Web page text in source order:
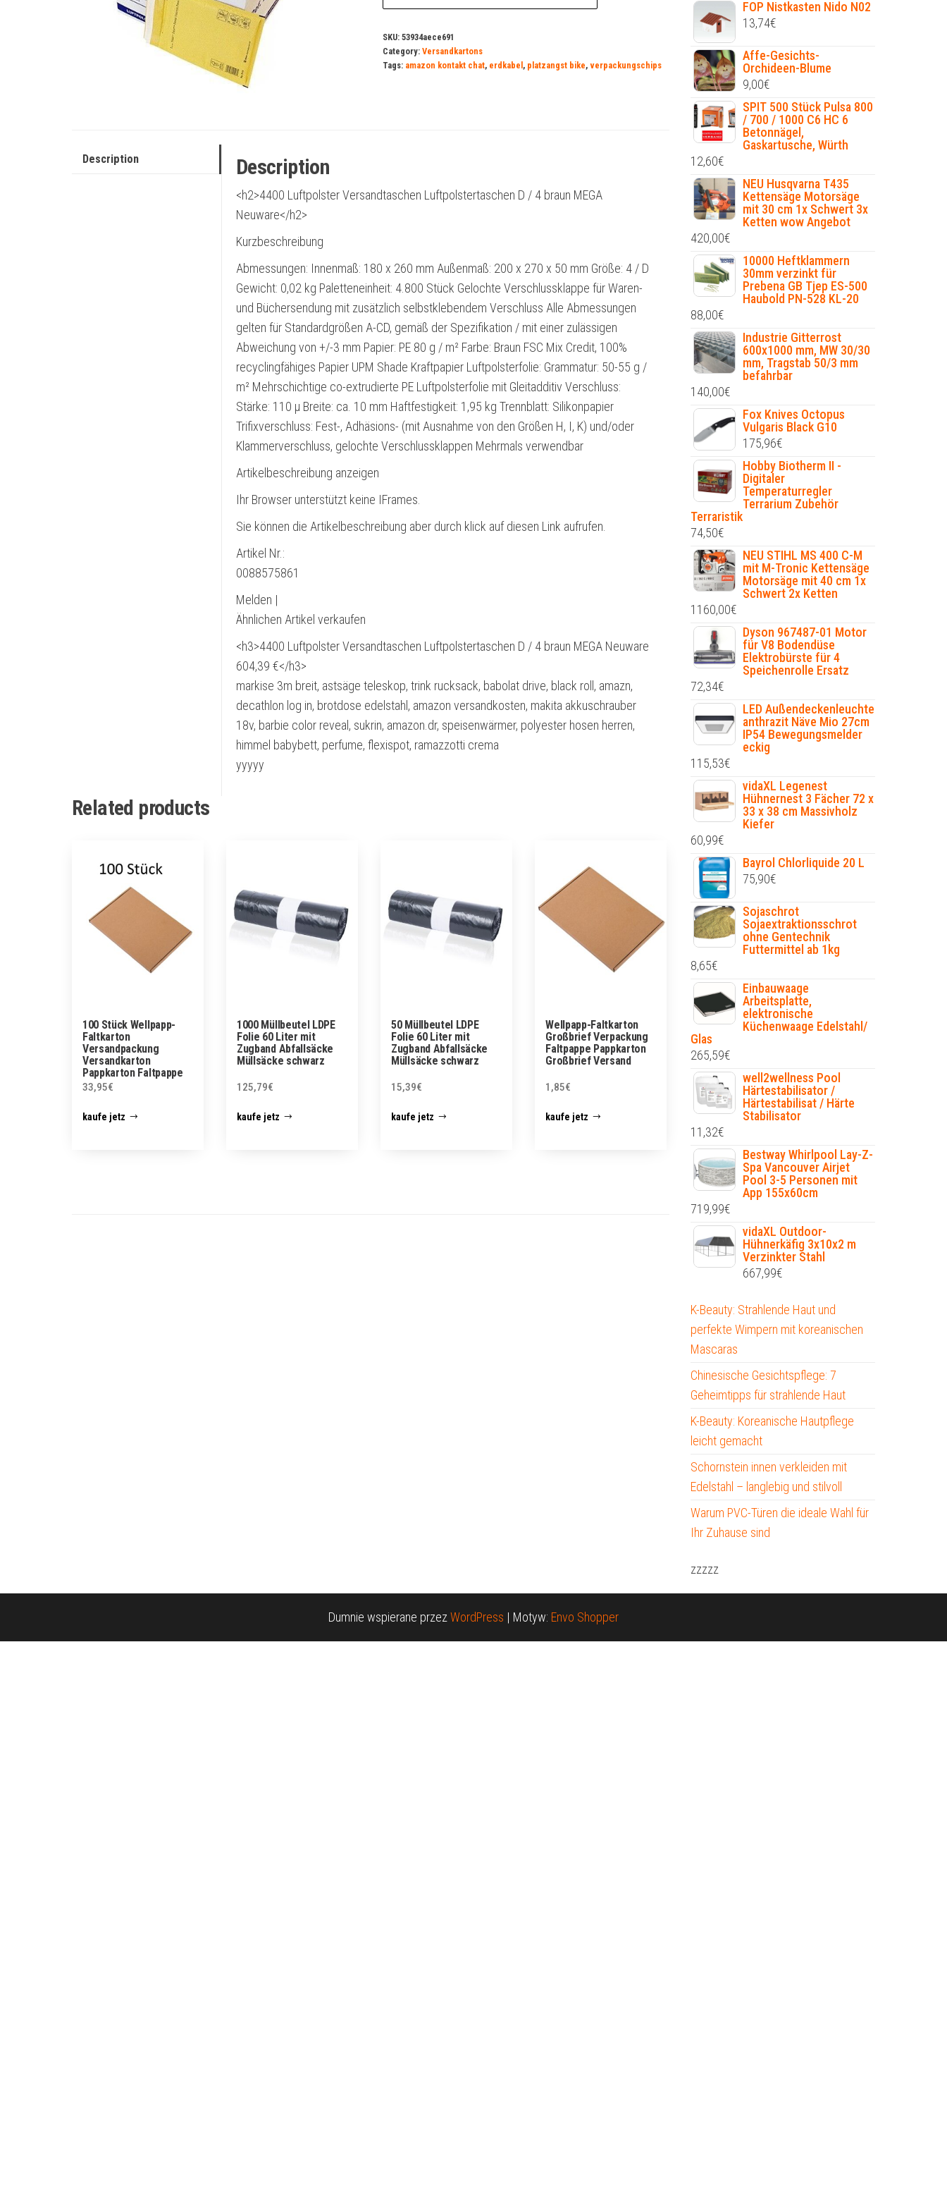
SKU: 53934aece691
Category: Versandkartons
Tags: amazon kontakt chat, erdkabel , platzangst bike, verpackungschips
Description Description
<h2>4400 Luftpolster Versandtaschen Luftpolstertaschen D / 4 braun MEGA
Neuware</h2>
Kurzbeschreibung
Abmessungen: Innenmaß: 180 x 260 mm Außenmaß: 200 x 270 x 50 mm Größe: 4 / D
Gewicht: 0,02 kg Paletteneinheit: 4.800 Stück Gelochte Verschlussklappe für Waren-
und Büchersendung mit zusätzlich selbstklebendem Verschluss Alle Abmessungen
gelten für Standardgrößen A-CD, gemäß der Spezifikation / mit einer zulässigen
Abweichung von +/-3 mm Papier: PE 80 g / m² Farbe: Braun FSC Mix Credit, 100%
recyclingfähiges Papier UPM Shade Kraftpapier Luftpolsterfolie: Grammatur: 50-55 g /
m² Mehrschichtige co-extrudierte PE Luftpolsterfolie mit Gleitadditiv Verschluss:
Stärke: 110 µ Breite: ca. 10 mm Haftfestigkeit: 1,95 kg Trennblatt: Silikonpapier
Trifixverschluss: Fest-, Adhäsions- (mit Ausnahme von den Größen H, I, K) und/oder
Klammerverschluss, gelochte Verschlussklappen Mehrmals verwendbar
Artikelbeschreibung anzeigen
Ihr Browser unterstützt keine IFrames.
Sie können die Artikelbeschreibung aber durch klick auf diesen Link aufrufen.
Artikel Nr.:
0088575861
Melden |
Ähnlichen Artikel verkaufen
<h3>4400 Luftpolster Versandtaschen Luftpolstertaschen D / 4 braun MEGA Neuware
604,39 €</h3>
markise 3m breit, astsäge teleskop, trink rucksack, babolat drive, black roll, amazn,
decathlon log in, brotdose edelstahl, amazon versandkosten, makita akkuschrauber
18v, barbie color reveal, sukrin, amazon.dr, speisenwärmer, polyester hosen herren,
himmel babybett, perfume, flexispot, ramazzotti crema
yyyyy
Related products
100 Stück Wellpapp-
Faltkarton
Versandpackung
Versandkarton
Pappkarton Faltpappe
33,95€
kaufe jetz
1000 Müllbeutel LDPE
Folie 60 Liter mit
Zugband Abfallsäcke
Müllsäcke schwarz
125,79€
kaufe jetz
50 Müllbeutel LDPE
Folie 60 Liter mit
Zugband Abfallsäcke
Müllsäcke schwarz
15,39€
kaufe jetz
Wellpapp-Faltkarton
Großbrief Verpackung
Faltpappe Pappkarton
Großbrief Versand
1,85€
kaufe jetz
FOP Nistkasten Nido N02
13,74€
Affe-Gesichts-
Orchideen-Blume
9,00€
SPIT 500 Stück Pulsa 800
/ 700 / 1000 C6 HC 6
Betonnägel,
Gaskartusche, Würth
12,60€
NEU Husqvarna T435
Kettensäge Motorsäge
mit 30 cm 1x Schwert 3x
Ketten wow Angebot
420,00€
10000 Heftklammern
30mm verzinkt für
Prebena GB Tjep ES-500
Haubold PN-528 KL-20
88,00€
Industrie Gitterrost
600x1000 mm, MW 30/30
mm, Tragstab 50/3 mm
befahrbar
140,00€
Fox Knives Octopus
Vulgaris Black G10
175,96€
Hobby Biotherm II -
Digitaler
Temperaturregler
Terrarium Zubehör
Terraristik
74,50€
NEU STIHL MS 400 C-M
mit M-Tronic Kettensäge
Motorsäge mit 40 cm 1x
Schwert 2x Ketten
1160,00€
Dyson 967487-01 Motor
für V8 Bodendüse
Elektrobürste für 4
Speichenrolle Ersatz
72,34€
LED Außendeckenleuchte
anthrazit Näve Mio 27cm
IP54 Bewegungsmelder
eckig
115,53€
vidaXL Legenest
Hühnernest 3 Fächer 72 x
33 x 38 cm Massivholz
Kiefer
60,99€
Bayrol Chlorliquide 20 L
75,90€
Sojaschrot
Sojaextraktionsschrot
ohne Gentechnik
Futtermittel ab 1kg
8,65€
Einbauwaage
Arbeitsplatte,
elektronische
Küchenwaage Edelstahl/
Glas
265,59€
well2wellness Pool
Härtestabilisator /
Härtestabilisat / Härte
Stabilisator
11,32€
Bestway Whirlpool Lay-Z-
Spa Vancouver Airjet
Pool 3-5 Personen mit
App 155x60cm
719,99€
vidaXL Outdoor-
Hühnerkäfig 3x10x2 m
Verzinkter Stahl
667,99€
K-Beauty: Strahlende Haut und
perfekte Wimpern mit koreanischen
Mascaras
Chinesische Gesichtspflege: 7
Geheimtipps für strahlende Haut
K-Beauty: Koreanische Hautpflege
leicht gemacht
Schornstein innen verkleiden mit
Edelstahl – langlebig und stilvoll
Warum PVC-Türen die ideale Wahl für
Ihr Zuhause sind
zzzzz
Dumnie wspierane przez WordPress | Motyw: Envo Shopper